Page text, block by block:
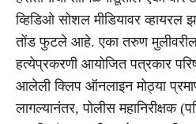
व्हिडिओ सोशल मीडियावर व्हायरल
तोंड फुटले आहे. एका तरुण
हत्येप्रकरणी आयोजित पत्रकार
आलेली क्लिप ऑनलाइन मोठ्या
लागल्यानंतर, पोलीस महानिरीक्षक